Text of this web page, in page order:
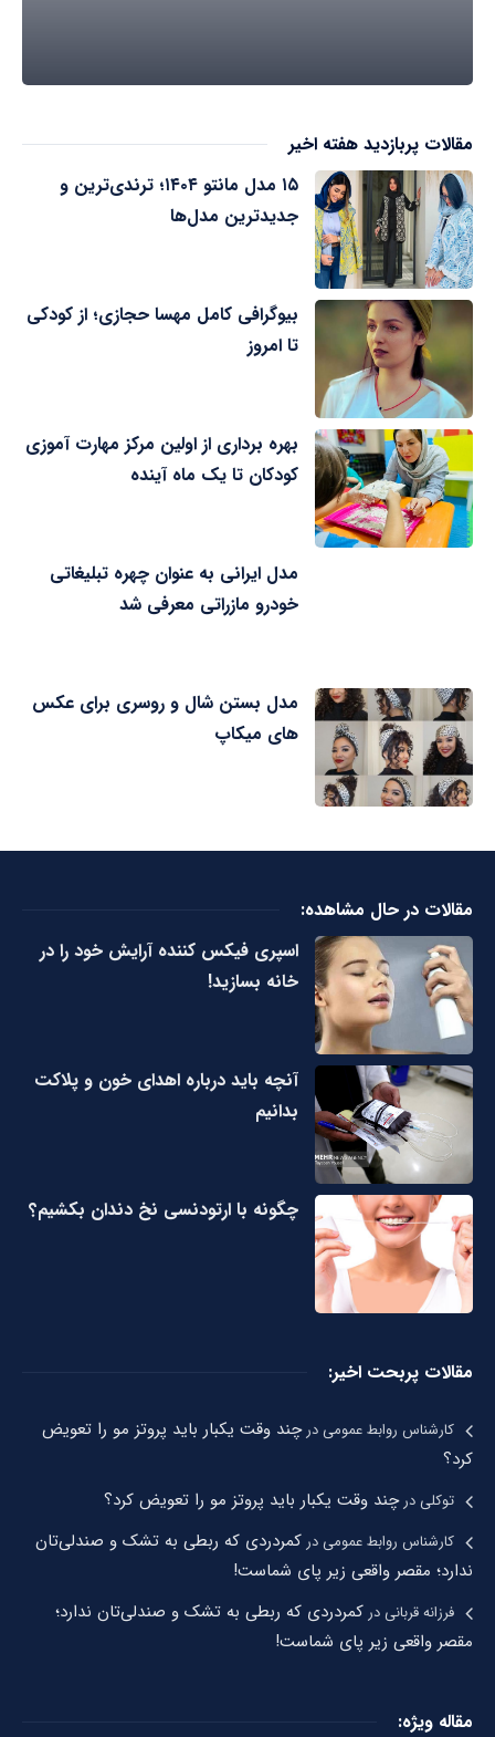
مقالات پربازدید هفته اخیر
۱۵ مدل مانتو ۱۴۰۴؛ ترندی‌ترین و
جدیدترین مدل‌ها
بیوگرافی کامل مهسا حجازی؛ از کودکی
تا امروز
بهره برداری از اولین مرکز مهارت آموزی
کودکان تا یک ماه آینده
مدل ایرانی به عنوان چهره تبلیغاتی
خودرو مازراتی معرفی شد
مدل بستن شال و روسری برای عکس
های میکاپ
مقالات در حال مشاهده:
اسپری فیکس کننده آرایش خود را در
خانه بسازید!
آنچه باید درباره اهدای خون و پلاکت
بدانیم
چگونه با ارتودنسی نخ دندان بکشیم؟
مقالات پربحت اخیر:
کارشناس روابط عمومیدرچند وقت یکبار باید پروتز مو را تعویض
کرد؟
توکلیدرچند وقت یکبار باید پروتز مو را تعویض کرد؟
کارشناس روابط عمومیدر کمردردی که ربطی به تشک و صندلی‌تان
ندارد؛ مقصر واقعی زیر پای شماست!
فرزانه قربانیدر کمردردی که ربطی به تشک و صندلی‌تان ندارد؛
مقصر واقعی زیر پای شماست!
مقاله ویژه: